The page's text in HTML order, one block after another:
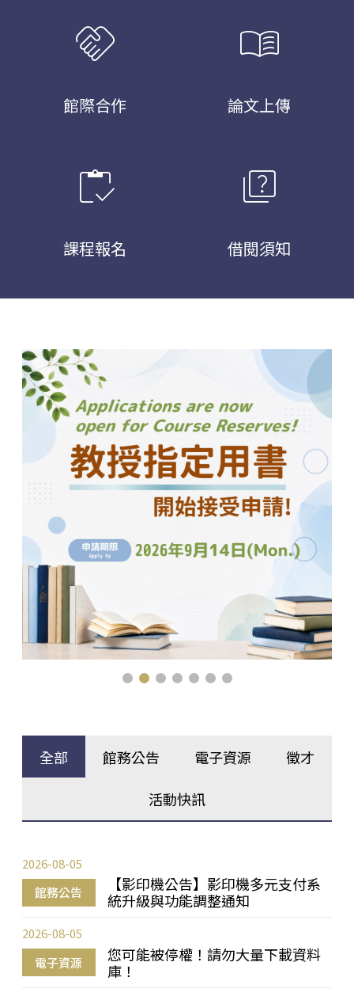
handshake
館際合作
menu_book
論文上傳
inventory
課程報名
quiz
借閱須知
全部 館務公告 電子資源 徵才
活動快訊
館務公告
【影印機公告】影印機多元支付系
統升級與功能調整通知
2026-08-05
電子資源
您可能被停權！請勿大量下載資料
庫！
2026-08-05